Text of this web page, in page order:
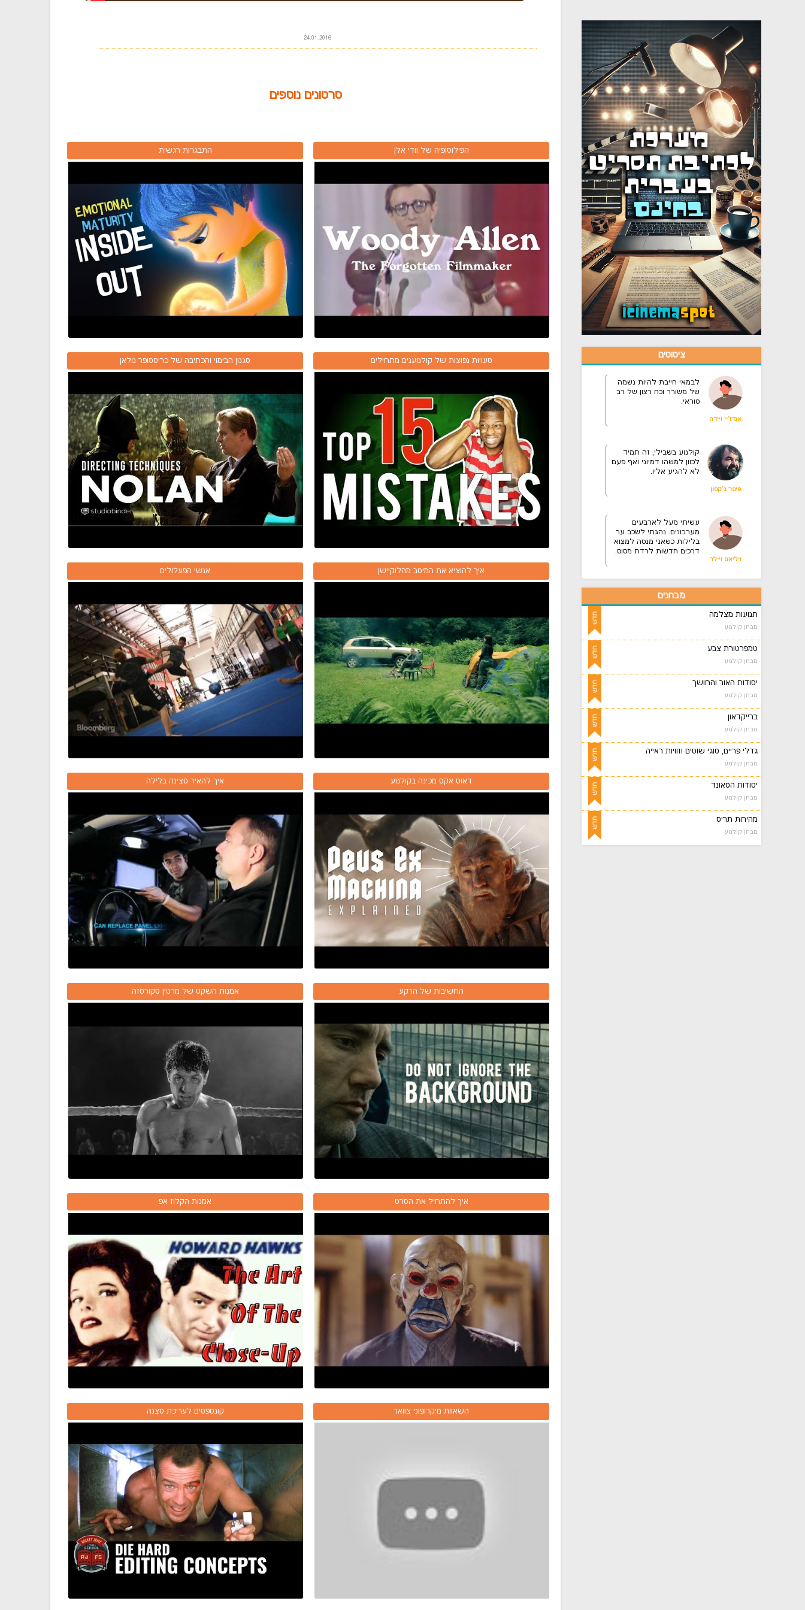
ציטוטים
אנדז'יי ויידה
לבמאי חייבת להיות נשמה
של משורר וכח רצון של רב
טוראי.
פיטר ג'קסון
קולנוע בשבילי, זה תמיד
לכוון למשהו דמיוני ואף פעם
לא להגיע אליו.
ויליאם ויילר
עשיתי מעל לארבעים
מערבונים. נהגתי לשכב ער
בלילות כשאני מנסה למצוא
דרכים חדשות לרדת מסוס.
מבחנים
תנועות מצלמה
מבחן קולנוע
טמפרטורת צבע
מבחן קולנוע
יסודות האור והחושך
מבחן קולנוע
ברייקדאון
מבחן קולנוע
גדלי פריים, סוגי שוטים וזוויות ראייה
מבחן קולנוע
יסודות הסאונד
מבחן קולנוע
מהירות תריס
מבחן קולנוע
24.01.2016
סרטונים נוספים
הפילוסופיה של וודי אלן התבגרות רגשית
טעויות נפוצות של קולנוענים מתחילים סגנון הבימוי והכתיבה של כריסטופר נולאן
איך להוציא את המיטב מהלוקיישן אנשי הפעלולים
דאוס אקס מכינה בקולנוע איך להאיר סצינה בלילה
החשיבות של הרקע אמנות השקט של מרטין סקורסזה
איך להתחיל את הסרט אמנות הקלוז אפ
השאוות מיקרופוני צוואר קונספטים לעריכת סצנה